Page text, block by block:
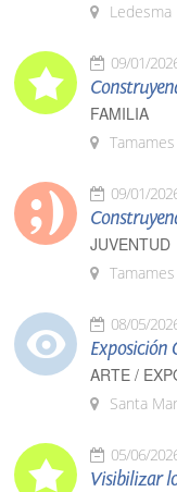
Ledesma
09/01/
FAMILIA
Tamames
09/01/
JUVENTUD
Tamames
08/05/
Exposición
ARTE /
Santa
05/06/
Visibilizar